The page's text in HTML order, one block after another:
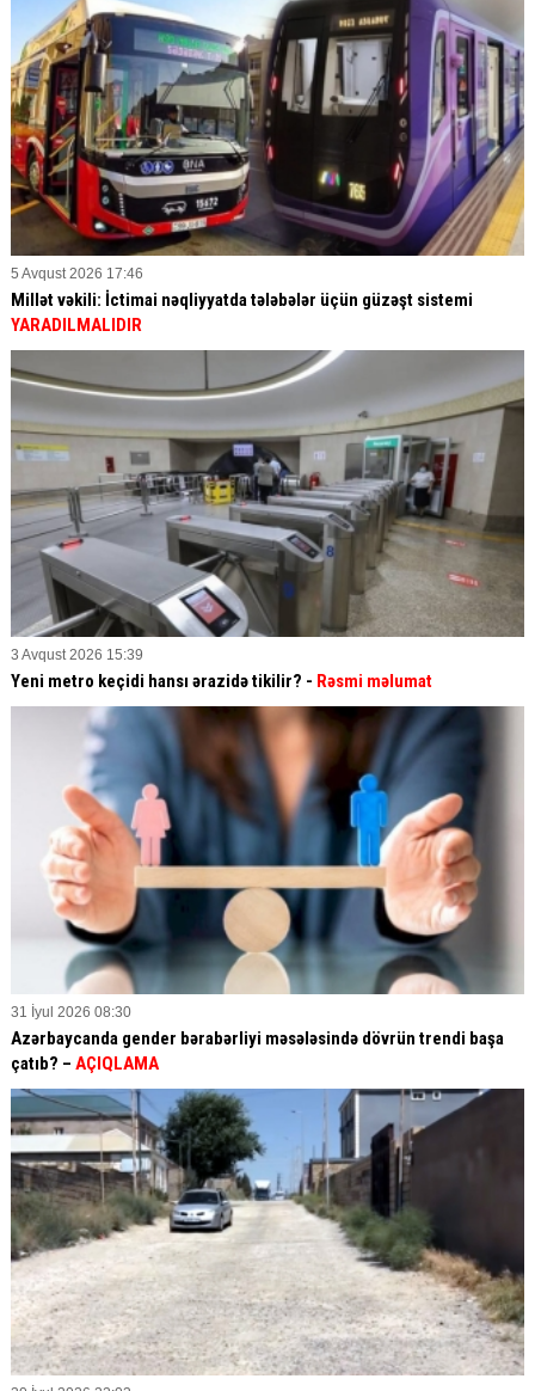
5 Avqust 2026 17:46
Millət vəkili: İctimai nəqliyyatda tələbələr üçün güzəşt sistemi
YARADILMALIDIR
3 Avqust 2026 15:39
Yeni metro keçidi hansı ərazidə tikilir? - Rəsmi məlumat
31 İyul 2026 08:30
Azərbaycanda gender bərabərliyi məsələsində dövrün trendi başa
çatıb? – AÇIQLAMA